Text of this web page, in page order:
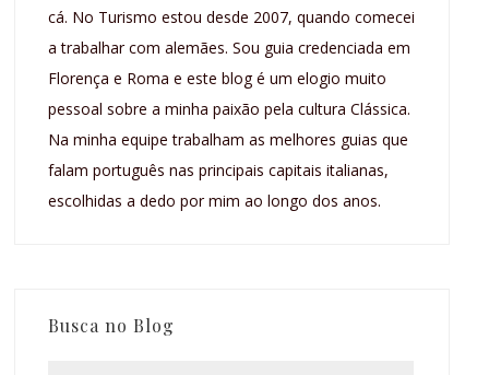
cá. No Turismo estou desde 2007, quando comecei
a trabalhar com alemães. Sou guia credenciada em
Florença e Roma e este blog é um elogio muito
pessoal sobre a minha paixão pela cultura Clássica.
Na minha equipe trabalham as melhores guias que
falam português nas principais capitais italianas,
escolhidas a dedo por mim ao longo dos anos.
Busca no Blog